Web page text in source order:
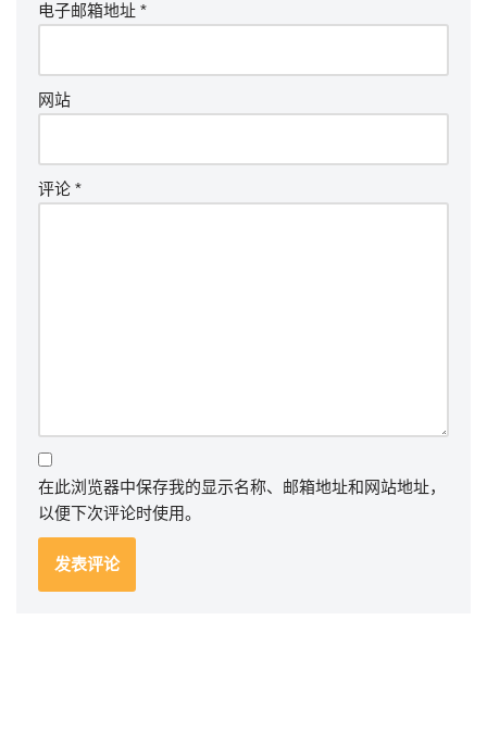
电子邮箱地址 *
网站
评论 *
在此浏览器中保存我的显示名称、邮箱地址和网站地址，
以便下次评论时使用。